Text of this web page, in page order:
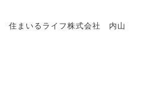
住まいるライフ株式会社 内山